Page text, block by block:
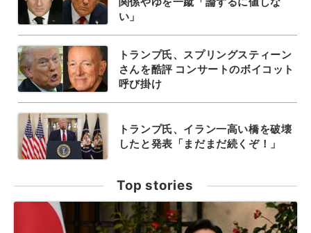
い」
トランプ氏、スプリングスティーン
さんを酷評 コンサートのボイコット
呼び掛け
トランプ氏、イラン一高い橋を破壊
したと発表「まだまだ続くぞ！」
Top stories